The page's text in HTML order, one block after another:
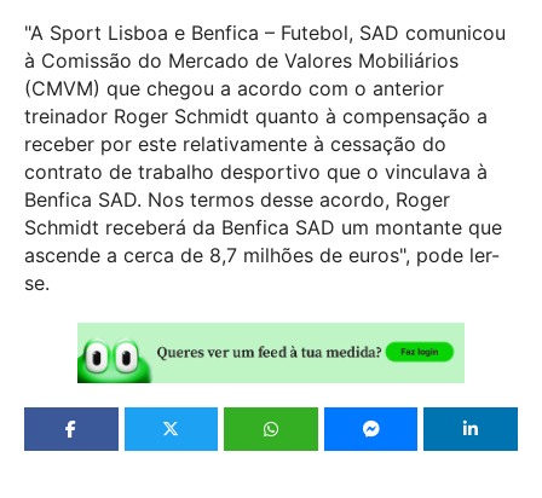
"A Sport Lisboa e Benfica – Futebol, SAD comunicou
à Comissão do Mercado de Valores Mobiliários
(CMVM) que chegou a acordo com o anterior
treinador Roger Schmidt quanto à compensação a
receber por este relativamente à cessação do
contrato de trabalho desportivo que o vinculava à
Benfica SAD. Nos termos desse acordo, Roger
Schmidt receberá da Benfica SAD um montante que
ascende a cerca de 8,7 milhões de euros", pode ler-
se.